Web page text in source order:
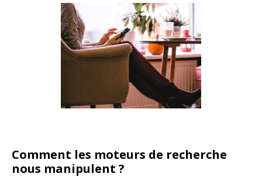
Comment les moteurs de recherche
nous manipulent ?